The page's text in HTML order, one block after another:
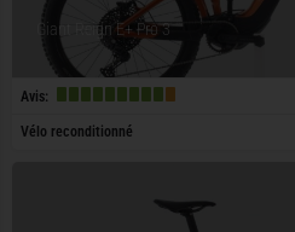
Giant Reign E+ Pro 3
Avis:
Vélo reconditionné